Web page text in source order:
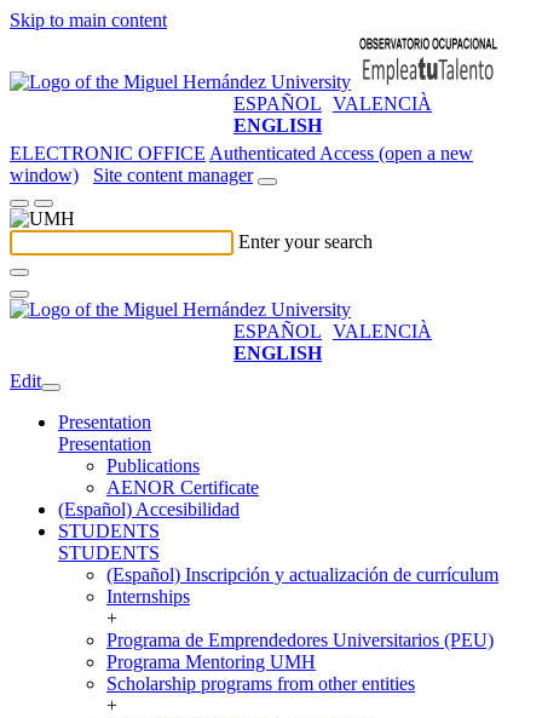
Skip to main content
ESPAÑOL VALENCIÀ
ENGLISH
ELECTRONIC OFFICE Authenticated Access (open a new
window)
Site content manager
Enter your search
ESPAÑOL VALENCIÀ
ENGLISH
Edit
Presentation
Presentation
Publications
AENOR Certificate
(Español) Accesibilidad
STUDENTS
STUDENTS
(Español) Inscripción y actualización de currículum
Internships
+
Programa de Emprendedores Universitarios (PEU)
Programa Mentoring UMH
Scholarship programs from other entities
+